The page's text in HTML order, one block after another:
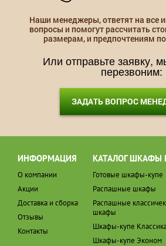
Наши менеджеры, ответят на все
вопросы и помогут рассчитать
размерам, и предпочтениям
Или отправьте заявку,
перезвоним:
ЗАДАТЬ ВОПРОС
ИНФОРМАЦИЯ
О компании
Акции
Доставка и сборка
Отзывы
Контакты
КАТАЛОГ ШКАФЫ
Готовые шкафы-купе
Распашные шкафы
Распашные
шкафы
Шкафы-купе
Шкафы-купе Эконом